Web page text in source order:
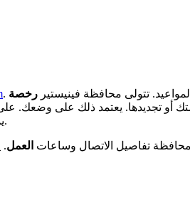
تتولى محافظة فينيستير رخصة
أو تجديدها. يعتمد ذلك على وضعك.
يمكنك أيضًا إعادة تفعيل رخصتك إذا كان لديك خطأ. تتم جميع هذه الخطوات في محافظة كيمبر.
تفاصيل الاتصال وساعات العمل.